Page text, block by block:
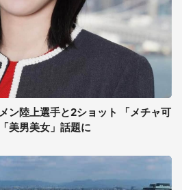
ン陸上選手と2ショット 「メチャ可
美男美女」話題に